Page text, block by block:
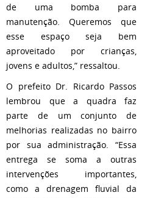
de uma bomba para
manutenção. Queremos que
esse espaço seja bem
aproveitado por crianças,
jovens e adultos,” ressaltou.
O prefeito Dr. Ricardo Passos
lembrou que a quadra faz
parte de um conjunto de
melhorias realizadas no bairro
por sua administração. “Essa
entrega se soma a outras
intervenções importantes,
como a drenagem fluvial da